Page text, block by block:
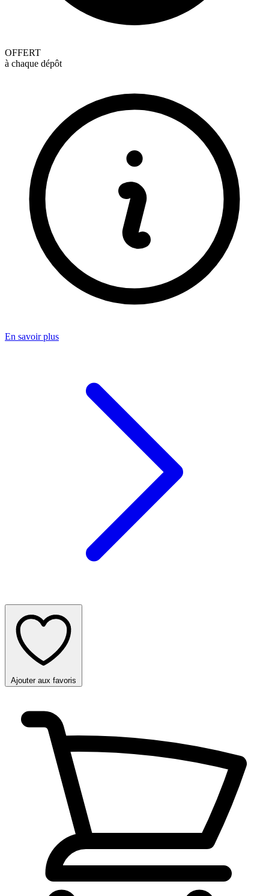
OFFERT
à chaque dépôt
En savoir plus
Ajouter aux favoris